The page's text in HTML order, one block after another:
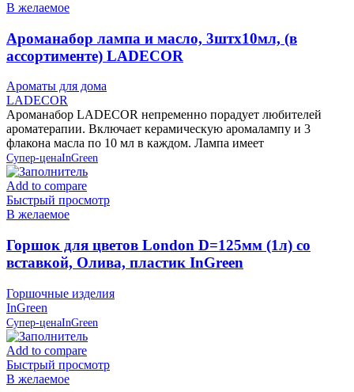
В желаемое
Ароманабор лампа и масло, 3штx10мл, (в
ассортименте) LADECOR
Ароматы для дома
LADECOR
Ароманабор LADECOR непременно порадует любителей
ароматерапии. Включает керамическую аромалампу и 3
флакона масла по 10 мл в каждом. Лампа имеет
Супер-ценаInGreen
Add to compare
Быстрый просмотр
В желаемое
Горшок для цветов London D=125мм (1л) со
вставкой, Олива, пластик InGreen
Горшочные изделия
InGreen
Супер-ценаInGreen
Add to compare
Быстрый просмотр
В желаемое